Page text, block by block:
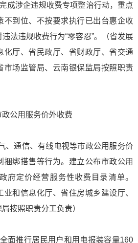
成涉企违规收费专项整治行动，重点
不到位、不按要求执行已出台惠企收
法违规收费行为“零容忍”。（省发展
化厅、省民政厅、省财政厅、省交通
市场监管局、云南银保监局按照职责
政公用服务价外收费
、通信、有线电视等市政公用服务价
捆绑搭售等行为。建立公布市政公用
府定价经营服务性收费目录清单。
业和信息化厅、省住房城乡建设厅、
按照职责分工负责）
面推行居民用户和用电报装容量160